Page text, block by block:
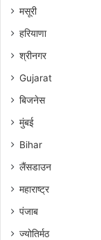
मसूरी
हरियाणा
श्रीनगर
Gujarat
बिजनेस
मुंबई
Bihar
लैंसडाउन
महाराष्ट्र
पंजाब
ज्योतिर्मठ